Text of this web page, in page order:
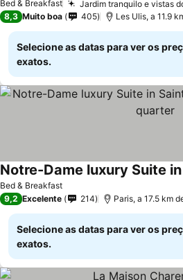
Bed & Breakfast Jardim tranquilo e vistas
8,3 Muito boa 405 Les Ulis, a 11.9
Selecione as datas para ver os
exatos.
Bed & Breakfast
9,2 Excelente 214 Paris, a 17.5 km
Selecione as datas para ver os
exatos.